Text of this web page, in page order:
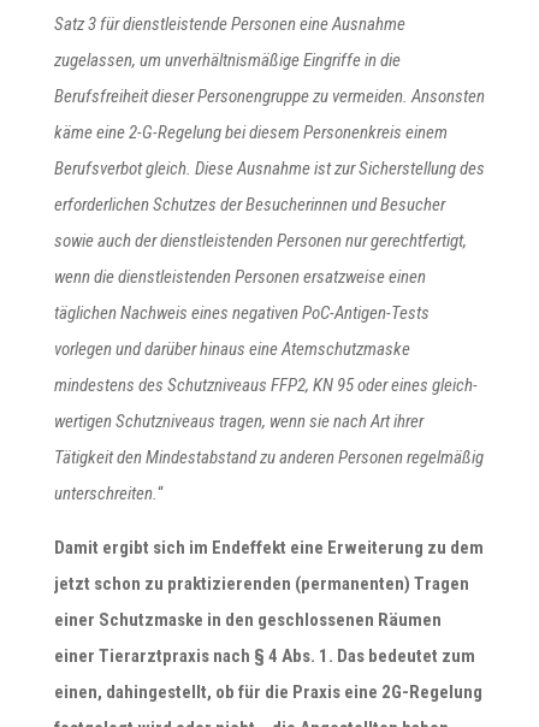
Satz 3 für dienstleistende Personen eine Ausnahme
zugelassen, um unverhältnismäßige Eingriffe in die
Berufsfreiheit dieser Personengruppe zu vermeiden. Ansonsten
käme eine 2-G-Regelung bei diesem Personenkreis einem
Berufsverbot gleich. Diese Ausnahme ist zur Sicherstellung des
erforderlichen Schutzes der Besucherinnen und Besucher
sowie auch der dienstleistenden Personen nur gerechtfertigt,
wenn die dienstleistenden Personen ersatzweise einen
täglichen Nachweis eines negativen PoC-Antigen-Tests
vorlegen und darüber hinaus eine Atemschutzmaske
mindestens des Schutzniveaus FFP2, KN 95 oder eines gleich-
wertigen Schutzniveaus tragen, wenn sie nach Art ihrer
Tätigkeit den Mindestabstand zu anderen Personen regelmäßig
unterschreiten.“
Damit ergibt sich im Endeffekt eine Erweiterung zu dem
jetzt schon zu praktizierenden (permanenten) Tragen
einer Schutzmaske in den geschlossenen Räumen
einer Tierarztpraxis nach § 4 Abs. 1. Das bedeutet zum
einen, dahingestellt, ob für die Praxis eine 2G-Regelung